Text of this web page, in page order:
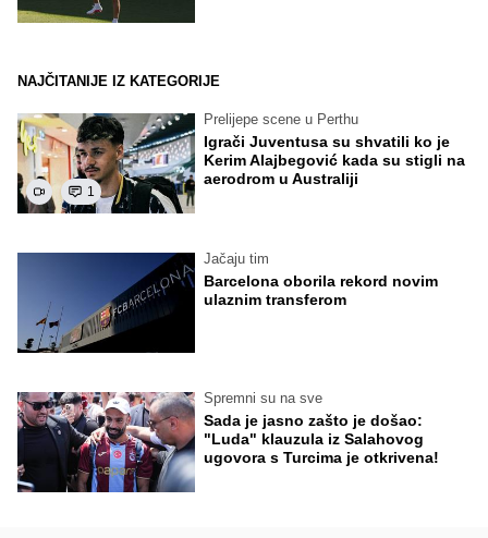
NAJČITANIJE IZ KATEGORIJE
1
Prelijepe scene u Perthu
Igrači Juventusa su shvatili ko je
Kerim Alajbegović kada su stigli na
aerodrom u Australiji
Jačaju tim
Barcelona oborila rekord novim
ulaznim transferom
Spremni su na sve
Sada je jasno zašto je došao:
"Luda" klauzula iz Salahovog
ugovora s Turcima je otkrivena!